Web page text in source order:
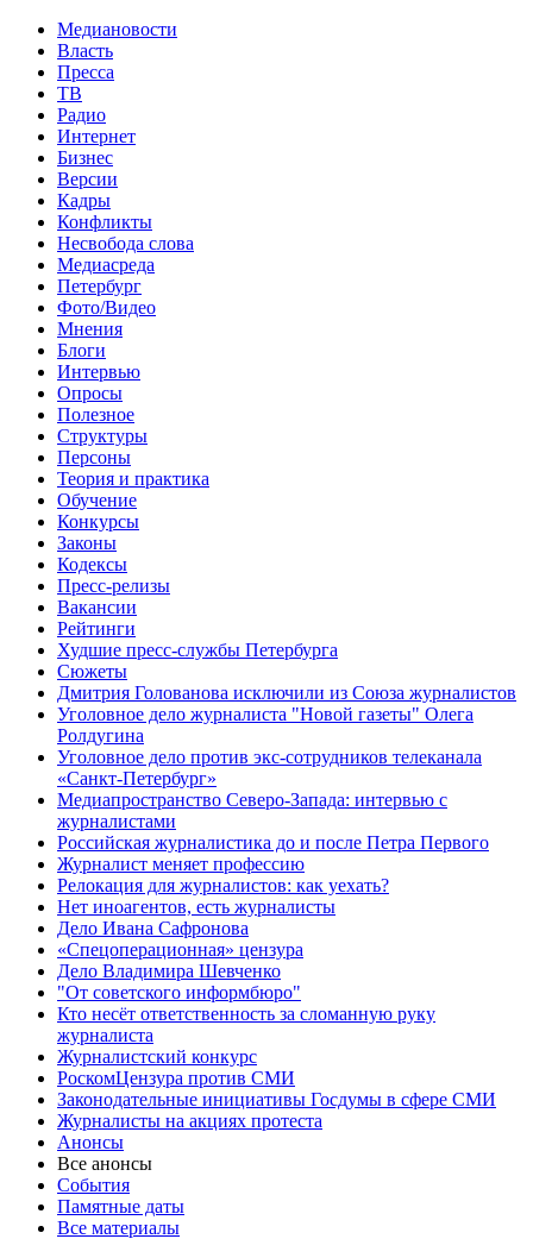
Медиановости
Власть
Пресса
ТВ
Радио
Интернет
Бизнес
Версии
Кадры
Конфликты
Несвобода слова
Медиасреда
Петербург
Фото/Видео
Мнения
Блоги
Интервью
Опросы
Полезное
Структуры
Персоны
Теория и практика
Обучение
Конкурсы
Законы
Кодексы
Пресс-релизы
Вакансии
Рейтинги
Худшие пресс-службы Петербурга
Сюжеты
Дмитрия Голованова исключили из Союза журналистов
Уголовное дело журналиста "Новой газеты" Олега
Ролдугина
Уголовное дело против экс-сотрудников телеканала
«Санкт-Петербург»
Медиапространство Северо-Запада: интервью с
журналистами
Российская журналистика до и после Петра Первого
Журналист меняет профессию
Релокация для журналистов: как уехать?
Нет иноагентов, есть журналисты
Дело Ивана Сафронова
«Спецоперационная» цензура
Дело Владимира Шевченко
"От советского информбюро"
Кто несёт ответственность за сломанную руку
журналиста
Журналистский конкурс
РоскомЦензура против СМИ
Законодательные инициативы Госдумы в сфере СМИ
Журналисты на акциях протеста
Анонсы
Все анонсы
События
Памятные даты
Все материалы